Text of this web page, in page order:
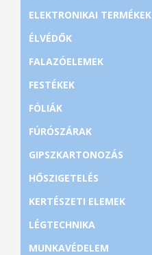
ELEKTRONIKAI TERMÉKEK
ÉLVÉDŐK
FALAZÓELEMEK
FESTÉKEK
FÓLIÁK
FÚRÓSZÁRAK
GIPSZKARTONOZÁS
HŐSZIGETELÉS
KERTÉSZETI ELEMEK
LÉGTECHNIKA
MUNKAVÉDELEM